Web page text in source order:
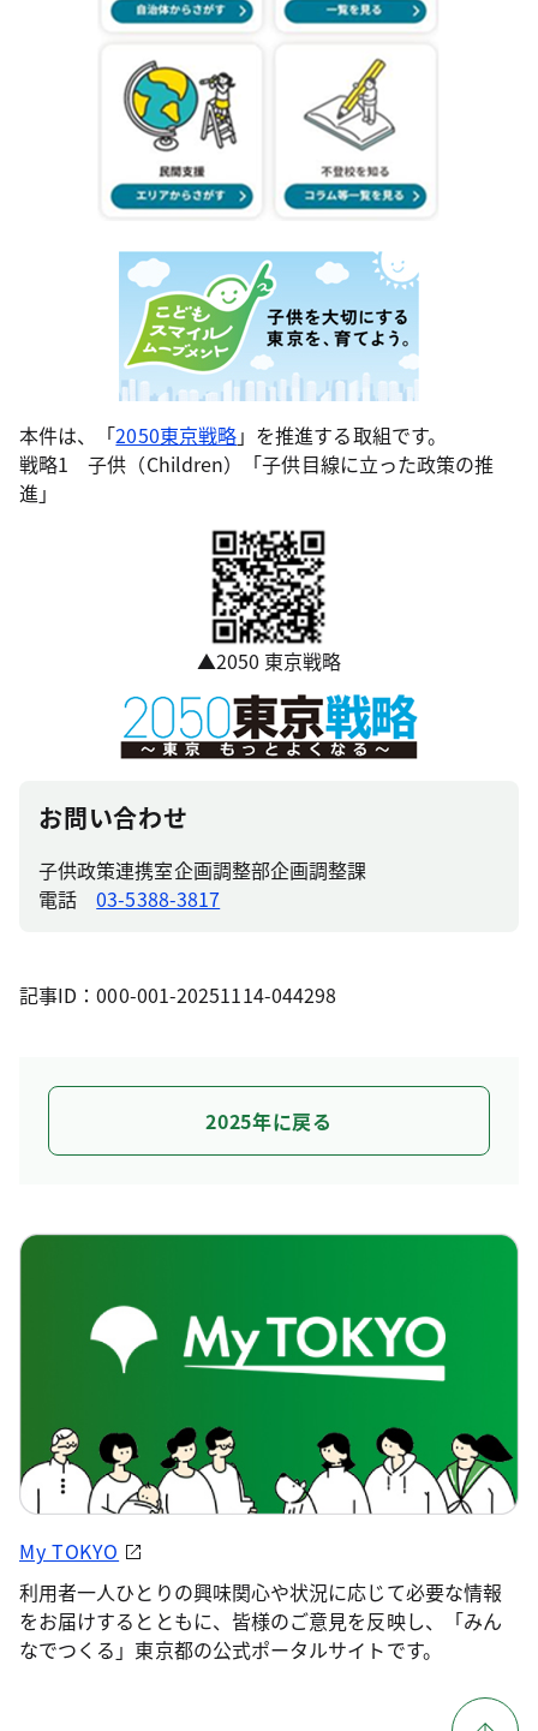
本件は、「2050東京戦略」を推進する取組です。
戦略1 子供（Children）「子供目線に立った政策の推
進」
▲2050 東京戦略
お問い合わせ
子供政策連携室企画調整部企画調整課
電話03-5388-3817
記事ID：000-001-20251114-044298
2025年に戻る
My TOKYO
利用者一人ひとりの興味関心や状況に応じて必要な情報
をお届けするとともに、皆様のご意見を反映し、「みん
なでつくる」東京都の公式ポータルサイトです。